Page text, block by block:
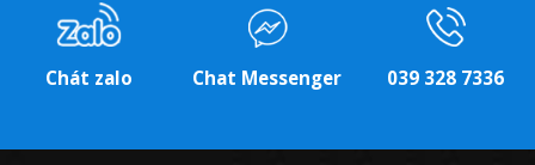
Chát zalo Chat Messenger 039 328 7336